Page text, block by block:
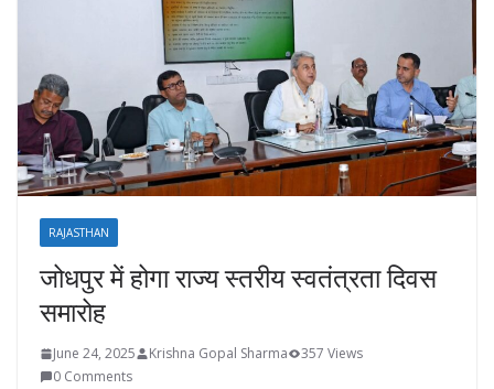
RAJASTHAN
जोधपुर में होगा राज्य स्तरीय स्वतंत्रता दिवस
समारोह
June 24, 2025 Krishna Gopal Sharma
357 Views
0 Comments